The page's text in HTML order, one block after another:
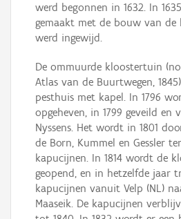
werd begonnen in 1632. In
gemaakt met de bouw van de
werd ingewijd.
De ommuurde kloostertuin
Atlas van de Buurtwegen,
pesthuis met kapel. In 1796
opgeheven, in 1799 geveild en
Nyssens. Het wordt in 1801
de Born, Kummel en Gessler
kapucijnen. In 1814 wordt de
geopend, en in hetzelfde jaar
kapucijnen vanuit Velp (NL)
Maaseik. De kapucijnen